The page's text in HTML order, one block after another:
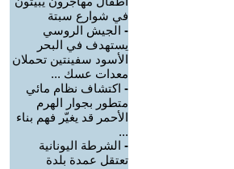
في شوارع سبتة
- الجيش الروسي
يستهدف في البحر
الأسود سفينتين تحملان
معدات عسك ...
- اكتشاف نظام مائي
متطور بجوار الهرم
الأحمر قد يغيّر فهم بناء
...
- الشرطة اليونانية
تعتقل عمدة بلدة